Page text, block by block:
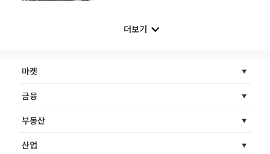
더보기
마켓
금융
부동산
산업